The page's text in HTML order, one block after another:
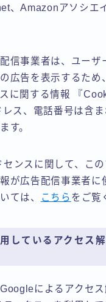
、Amazonアソシエ
信事業者は、ユーザ
広告を表示するため
に関する情報 『
ス、電話番号は含
す。
ンスに関して、こ
が広告配信事業者に
ては、
こちら をご覧
しているアクセス
によるアクセ